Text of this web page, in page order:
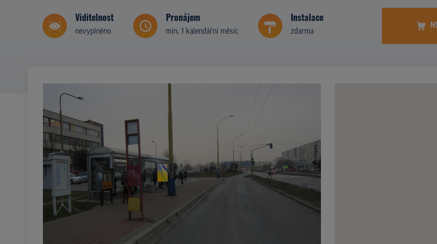
Viditelnost
nevyplněno
Pronájem
min. 1 kalendářní měsíc
Instalace
zdarma